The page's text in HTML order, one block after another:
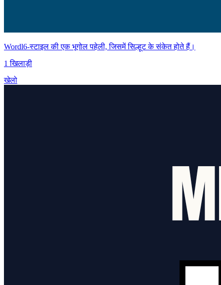
Wordl6-स्टाइल की एक भूगोल पहेली, जिसमें सिल्हूट के संकेत होते हैं।
1 खिलाड़ी
खेलो